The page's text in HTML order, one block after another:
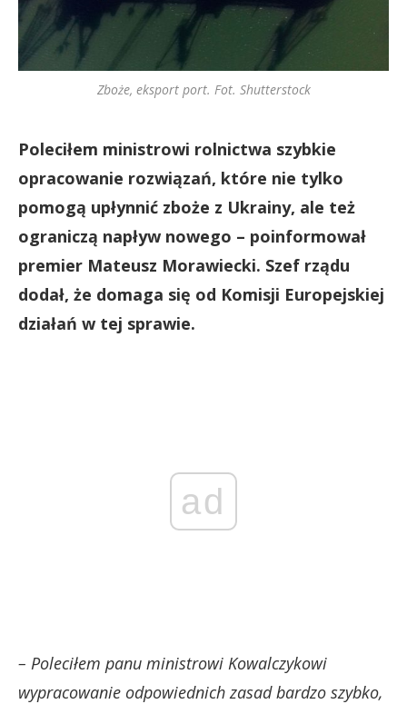
Zboże, eksport port. Fot. Shutterstock
Poleciłem ministrowi rolnictwa szybkie
opracowanie rozwiązań, które nie tylko
pomogą upłynnić zboże z Ukrainy, ale też
ograniczą napływ nowego – poinformował
premier Mateusz Morawiecki. Szef rządu
dodał, że domaga się od Komisji Europejskiej
działań w tej sprawie.
ad
– Poleciłem panu ministrowi Kowalczykowi
wypracowanie odpowiednich zasad bardzo szybko,